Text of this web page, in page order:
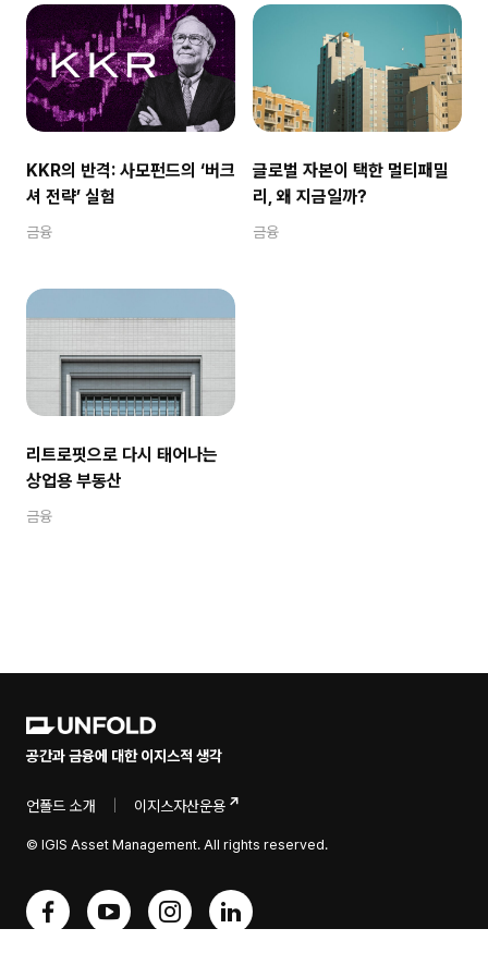
KKR의 반격: 사모펀드의 ‘버크
셔 전략’ 실험
금융
글로벌 자본이 택한 멀티패밀
리, 왜 지금일까?
금융
리트로핏으로 다시 태어나는
상업용 부동산
금융
공간과 금융에 대한 이지스적 생각
언폴드 소개 이지스자산운용
© IGIS Asset Management. All rights reserved.